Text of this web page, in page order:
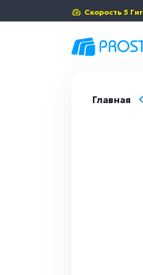
Скорость 5 Гиг
Главная